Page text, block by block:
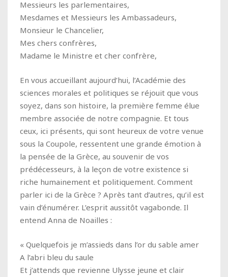
Messieurs les parlementaires,
Mesdames et Messieurs les Ambassadeurs,
Monsieur le Chancelier,
Mes chers confrères,
Madame le Ministre et cher confrère,
En vous accueillant aujourd’hui, l’Académie des
sciences morales et politiques se réjouit que vous
soyez, dans son histoire, la première femme élue
membre associée de notre compagnie. Et tous
ceux, ici présents, qui sont heureux de votre venue
sous la Coupole, ressentent une grande émotion à
la pensée de la Grèce, au souvenir de vos
prédécesseurs, à la leçon de votre existence si
riche humainement et politiquement. Comment
parler ici de la Grèce ? Après tant d’autres, qu’il est
vain d’énumérer. L’esprit aussitôt vagabonde. Il
entend Anna de Noailles :
« Quelquefois je m’assieds dans l’or du sable amer
A l’abri bleu du saule
Et j’attends que revienne Ulysse jeune et clair